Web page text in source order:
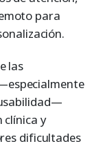
para
las
clínica y
dificultades